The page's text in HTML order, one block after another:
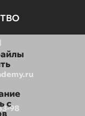
98
с